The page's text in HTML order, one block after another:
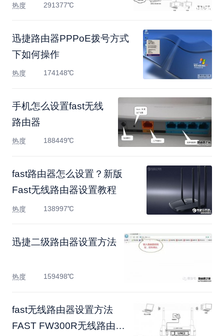
热度 291377℃
迅捷路由器PPPoE拨号方式
下如何操作
热度 174148℃
手机怎么设置fast无线
路由器
热度 188449℃
fast路由器怎么设置？新版
Fast无线路由器设置教程
热度 138997℃
迅捷二级路由器设置方法
热度 159498℃
fast无线路由器设置方法
FAST FW300R无线路由器